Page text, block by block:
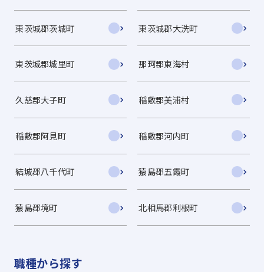
東茨城郡茨城町 東茨城郡大洗町
東茨城郡城里町 那珂郡東海村
久慈郡大子町 稲敷郡美浦村
稲敷郡阿見町 稲敷郡河内町
結城郡八千代町 猿島郡五霞町
猿島郡境町 北相馬郡利根町
職種から探す